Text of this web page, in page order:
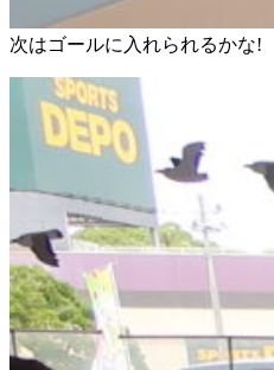
次はゴールに入れられるかな!